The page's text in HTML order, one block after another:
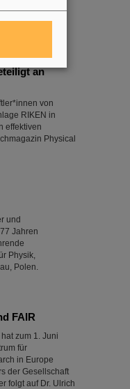
an
von
RIKEN in
effektiven
Physical
und
Jahren
Physik,
Polen.
FAIR
zum 1. Juni
für
in Europe
der Gesellschaft
folgt auf Dr. Ulrich